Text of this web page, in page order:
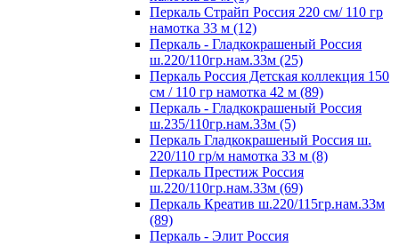
Перкаль Страйп Россия 220 см/ 110 гр
намотка 33 м (12)
Перкаль - Гладкокрашеный Россия
ш.220/110гр.нам.33м (25)
Перкаль Россия Детская коллекция 150
см / 110 гр намотка 42 м (89)
Перкаль - Гладкокрашеный Россия
ш.235/110гр.нам.33м (5)
Перкаль Гладкокрашеный Россия ш.
220/110 гр/м намотка 33 м (8)
Перкаль Престиж Россия
ш.220/110гр.нам.33м (69)
Перкаль Креатив ш.220/115гр.нам.33м
(89)
Перкаль - Элит Россия